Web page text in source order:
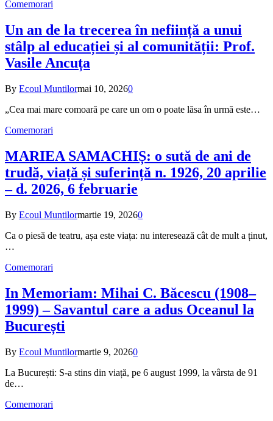
Comemorari
Un an de la trecerea în neființă a unui
stâlp al educației și al comunității: Prof.
Vasile Ancuța
By Ecoul Muntilormai 10, 20260
„Cea mai mare comoară pe care un om o poate lăsa în urmă este…
Comemorari
MARIEA SAMACHIȘ: o sută de ani de
trudă, viață și suferință n. 1926, 20 aprilie
– d. 2026, 6 februarie
By Ecoul Muntilormartie 19, 20260
Ca o piesă de teatru, așa este viața: nu interesează cât de mult a ținut,
…
Comemorari
In Memoriam: Mihai C. Băcescu (1908–
1999) – Savantul care a adus Oceanul la
București
By Ecoul Muntilormartie 9, 20260
La București: S-a stins din viață, pe 6 august 1999, la vârsta de 91
de…
Comemorari